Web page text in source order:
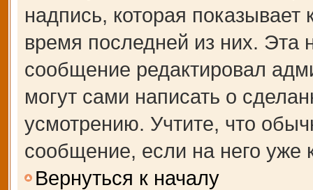
надпись, которая показывает
время последней из них. Эта
сообщение редактировал
могут сами написать о
усмотрению. Учтите, что
сообщение, если на него уже
Вернуться к началу